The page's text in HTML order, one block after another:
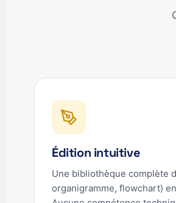
Édition intuitive
Une bibliothèque complète
organigramme, flowchart)